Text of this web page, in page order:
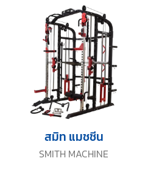
SMITH MACHINE
สมิท แมชชีน